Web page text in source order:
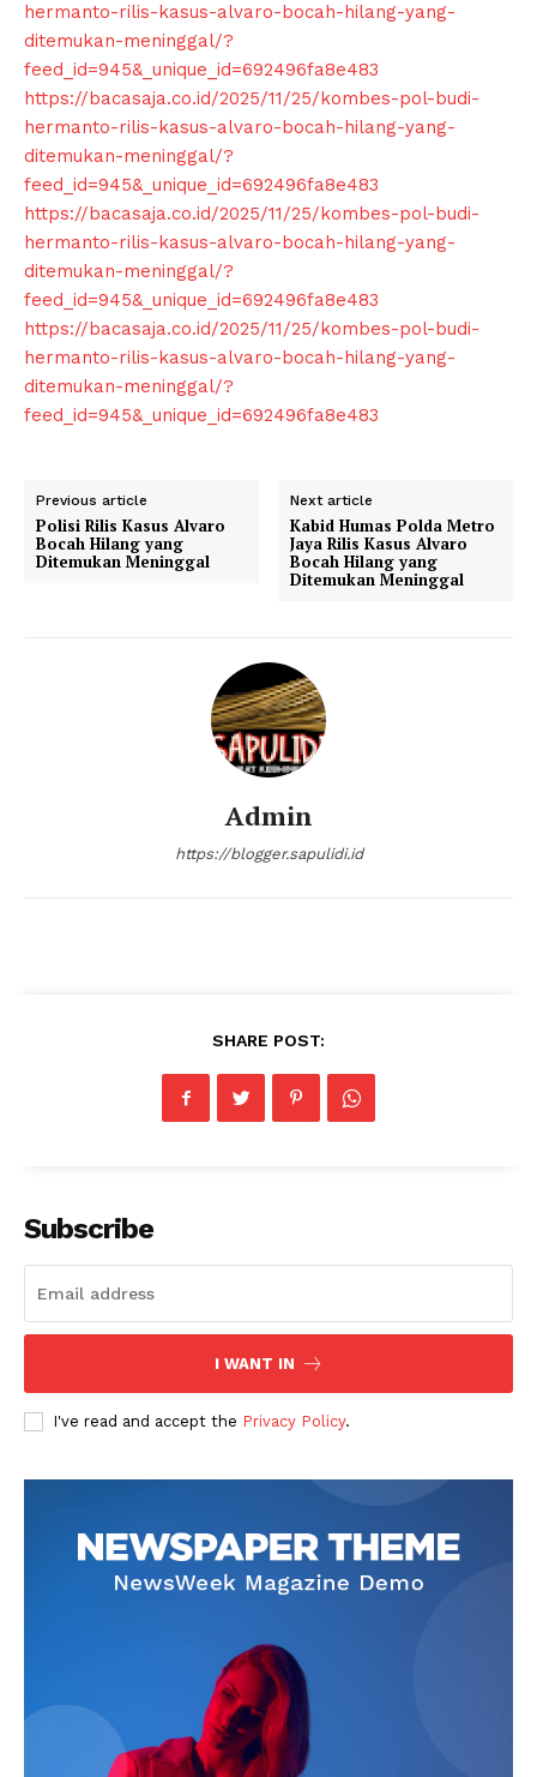
About
Subscription Plans
My account
Klinik Gigi
Klinik Gigi Surabaya
Klinik Gigi Terdekat
Klinik Gigi terbaik
hermanto-rilis-kasus-alvaro-bocah-hilang-yang-
ditemukan-meninggal/?
feed_id=945&_unique_id=692496fa8e483
https://bacasaja.co.id/2025/11/25/kombes-pol-budi-
hermanto-rilis-kasus-alvaro-bocah-hilang-yang-
ditemukan-meninggal/?
feed_id=945&_unique_id=692496fa8e483
https://bacasaja.co.id/2025/11/25/kombes-pol-budi-
hermanto-rilis-kasus-alvaro-bocah-hilang-yang-
ditemukan-meninggal/?
feed_id=945&_unique_id=692496fa8e483
https://bacasaja.co.id/2025/11/25/kombes-pol-budi-
hermanto-rilis-kasus-alvaro-bocah-hilang-yang-
ditemukan-meninggal/?
feed_id=945&_unique_id=692496fa8e483
Previous article
Polisi Rilis Kasus Alvaro
Bocah Hilang yang
Ditemukan Meninggal
Next article
Kabid Humas Polda Metro
Jaya Rilis Kasus Alvaro
Bocah Hilang yang
Ditemukan Meninggal
Admin
https://blogger.sapulidi.id
SHARE POST:
Subscribe
I WANT IN
I've read and accept the Privacy Policy.